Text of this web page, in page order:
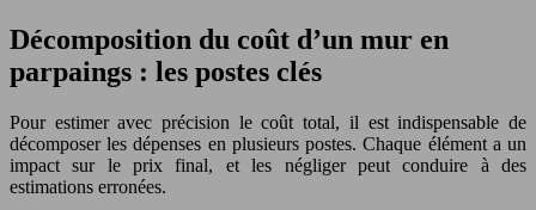
Décomposition du coût d’un mur en
parpaings : les postes clés
Pour estimer avec précision le coût total, il est indispensable de
décomposer les dépenses en plusieurs postes. Chaque élément a un
impact sur le prix final, et les négliger peut conduire à des
estimations erronées.